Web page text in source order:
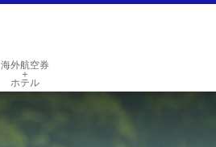
海外航空券
＋
ホテル